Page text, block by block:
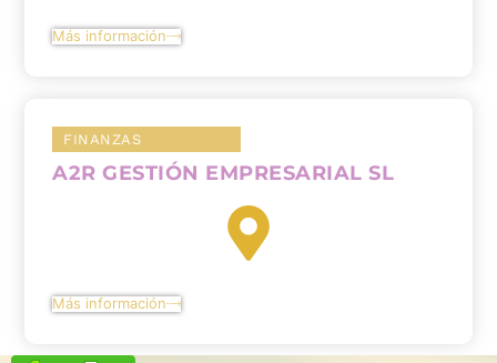
Más información
FINANZAS
A2R GESTIÓN EMPRESARIAL SL
Más información